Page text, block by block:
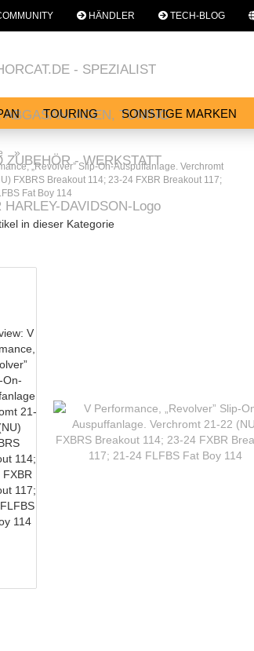
HÄNDLER TECH-BLOG
TOURING SONSTIGE MARKEN
»
„Revolver” Slip-On-Auspuffanlage. Verchromt
FXBRS Breakout 114; 23-24 FXBR Breakout 117;
Fat Boy 114
in dieser Kategorie